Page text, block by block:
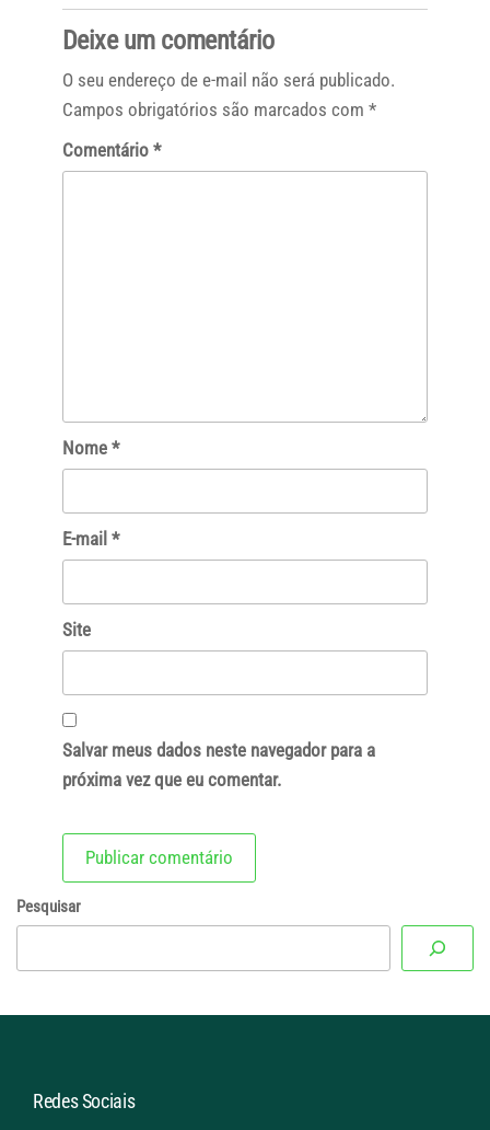
Deixe um comentário
O seu endereço de e-mail não será publicado.
Campos obrigatórios são marcados com *
Comentário *
Nome *
E-mail *
Site
Salvar meus dados neste navegador para a
próxima vez que eu comentar.
Pesquisar
Redes Sociais